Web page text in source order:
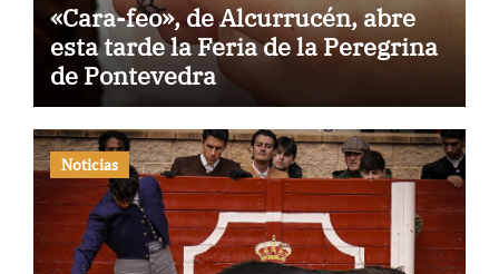
«Cara-feo», de Alcurrucén, abre
esta tarde la Feria de la Peregrina
de Pontevedra
Noticias